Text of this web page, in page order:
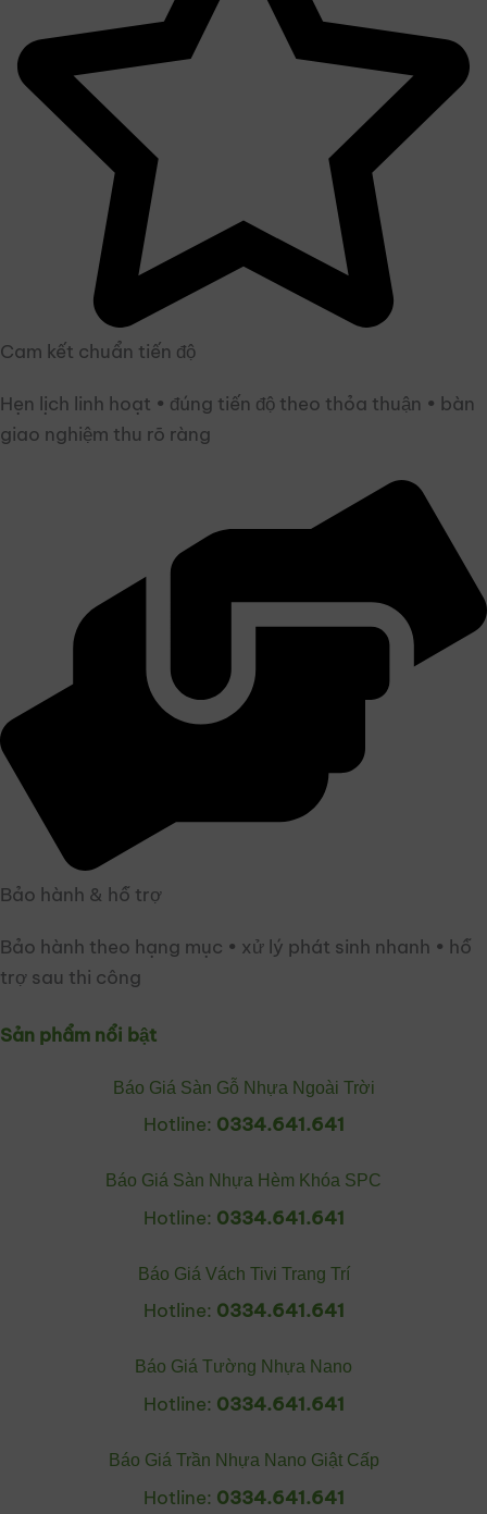
Cam kết chuẩn tiến độ
Hẹn lịch linh hoạt • đúng tiến độ theo thỏa thuận • bàn
giao nghiệm thu rõ ràng
Bảo hành & hỗ trợ
Bảo hành theo hạng mục • xử lý phát sinh nhanh • hỗ
trợ sau thi công
Sản phẩm nổi bật
Báo Giá Sàn Gỗ Nhựa Ngoài Trời
Hotline: 0334.641.641
Báo Giá Sàn Nhựa Hèm Khóa SPC
Hotline: 0334.641.641
Báo Giá Vách Tivi Trang Trí
Hotline: 0334.641.641
Báo Giá Tường Nhựa Nano
Hotline: 0334.641.641
Báo Giá Trần Nhựa Nano Giật Cấp
Hotline: 0334.641.641